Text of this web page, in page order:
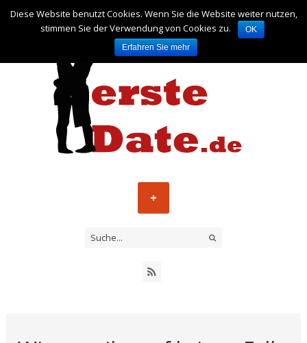
Diese Website benutzt Cookies. Wenn Sie die Website weiter nutzen,
stimmen Sie der Verwendung von Cookies zu.
OK
Erfahren Sie mehr